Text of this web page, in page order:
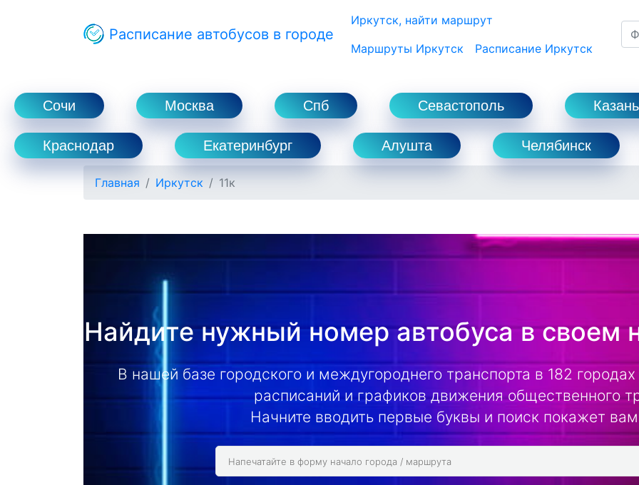
Расписание автобусов в городе
Иркутск, найти маршрут
Маршруты Иркутск
Расписание Иркутск
Сочи Москва Спб Севастополь Казань
Краснодар Екатеринбург Алушта Челябинск
Главная Иркутск 11к
Найдите нужный номер автобуса в своем
В нашей базе городского и междугороднего транспорта в 182
расписаний и графиков движения общественного
Начните вводить первые буквы и поиск покажет